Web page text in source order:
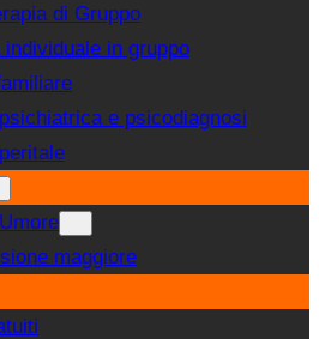
di Gruppo
individuale in gruppo
e psicodiagnosi
maggiore